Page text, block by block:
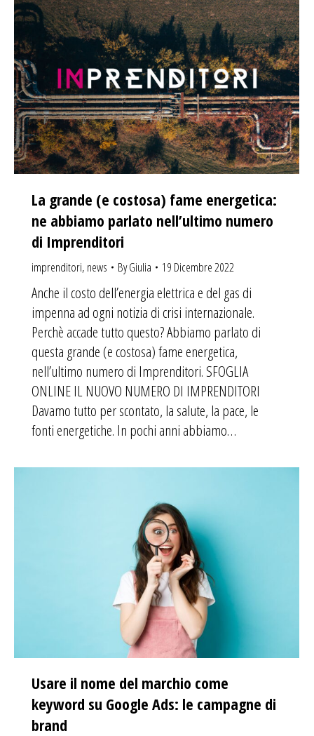
La grande (e costosa) fame energetica:
ne abbiamo parlato nell’ultimo numero
di Imprenditori
imprenditori, news ByGiulia 19 Dicembre 2022
Anche il costo dell’energia elettrica e del gas di
impenna ad ogni notizia di crisi internazionale.
Perchè accade tutto questo? Abbiamo parlato di
questa grande (e costosa) fame energetica,
nell’ultimo numero di Imprenditori. SFOGLIA
ONLINE IL NUOVO NUMERO DI IMPRENDITORI
Davamo tutto per scontato, la salute, la pace, le
fonti energetiche. In pochi anni abbiamo…
Usare il nome del marchio come
keyword su Google Ads: le campagne di
brand